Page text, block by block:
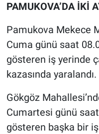
PAMUKOVA’DA İKİ
Pamukova Mekece
Cuma günü saat
gösteren iş yerinde
kazasında yaralandı.
Gökgöz
Cumartesi günü
gösteren başka bir